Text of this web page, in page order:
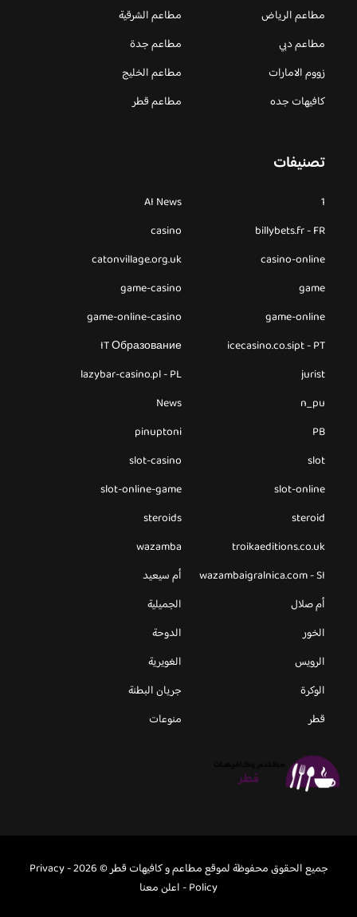
مطاعم الرياض
مطاعم الشرقية
مطاعم دبي
مطاعم جدة
زووم الامارات
مطاعم الخليج
كافيهات جده
مطاعم قطر
تصنيفات
1
AI News
billybets.fr - FR
casino
casino-online
catonvillage.org.uk
game
game-casino
game-online
game-online-casino
icecasino.co.sipt - PT
IT Образование
jurist
lazybar-casino.pl - PL
n_pu
News
PB
pinuptoni
slot
slot-casino
slot-online
slot-online-game
steroid
steroids
troikaeditions.co.uk
wazamba
wazambaigralnica.com - SI
أم سيعيد
أم صلال
الجميلية
الخور
الدوحة
الرويس
الغويرية
الوكرة
جريان البطنة
قطر
منوعات
جميع الحقوق محفوظة لموقع مطاعم و كافيهات قطر © 2026 -
Privacy
Policy
-اعلن معنا